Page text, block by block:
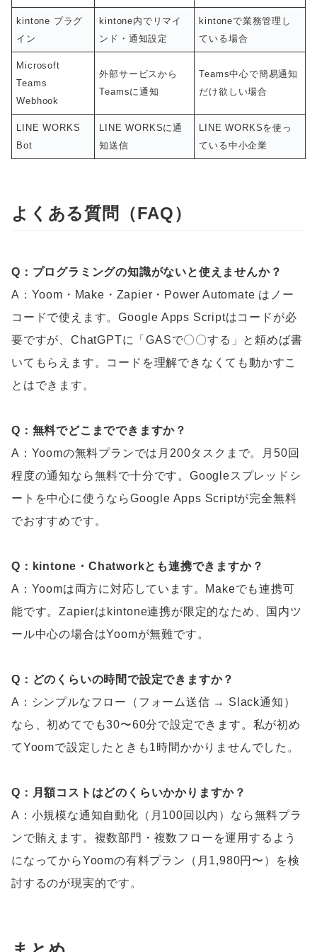
kintone プラグ
イン
kintone内でリマイ
ンド・通知設定
kintoneで業務管理し
ている場合
Microsoft
Teams
Webhook
外部サービスから
Teamsに通知
Teams中心で簡易通知
だけ欲しい場合
LINE WORKS
Bot
LINE WORKSに通
知送信
LINE WORKSを使っ
ている中小企業
よくある質問（FAQ）
Q：プログラミングの知識がないと使えませんか？
A：Yoom・Make・Zapier・Power Automate はノー
コードで使えます。Google Apps Scriptはコードが必
要ですが、ChatGPTに「GASで〇〇する」と頼めば書
いてもらえます。コードを理解できなくても動かすこ
とはできます。
Q：無料でどこまでできますか？
A：Yoomの無料プランでは月200タスクまで。月50回
程度の通知なら無料で十分です。Googleスプレッドシ
ートを中心に使うならGoogle Apps Scriptが完全無料
でおすすめです。
Q：kintone・Chatworkとも連携できますか？
A：Yoomは両方に対応しています。Makeでも連携可
能です。Zapierはkintone連携が限定的なため、国内ツ
ール中心の場合はYoomが無難です。
Q：どのくらいの時間で設定できますか？
A：シンプルなフロー（フォーム送信 → Slack通知）
なら、初めてでも30〜60分で設定できます。私が初め
てYoomで設定したときも1時間かかりませんでした。
Q：月額コストはどのくらいかかりますか？
A：小規模な通知自動化（月100回以内）なら無料プラ
ンで賄えます。複数部門・複数フローを運用するよう
になってからYoomの有料プラン（月1,980円〜）を検
討するのが現実的です。